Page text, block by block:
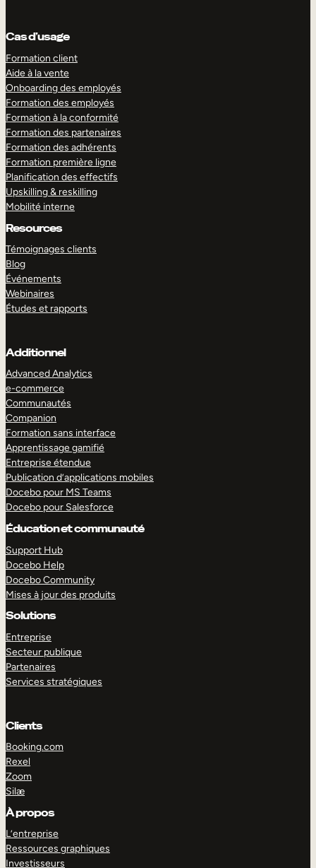
Cas d’usage
Formation client
Aide à la vente
Onboarding des employés
Formation des employés
Formation à la conformité
Formation des partenaires
Formation des adhérents
Formation première ligne
Planification des effectifs
Upskilling & reskilling
Mobilité interne
Resources
Témoignages clients
Blog
Événements
Webinaires
Études et rapports
Additionnel
Advanced Analytics
e-commerce
Communautés
Companion
Formation sans interface
Apprentissage gamifié
Entreprise étendue
Publication d’applications mobiles
Docebo pour MS Teams
Docebo pour Salesforce
Éducation et communauté
Support Hub
Docebo Help
Docebo Community
Mises à jour des produits
Solutions
Entreprise
Secteur publique
Partenaires
Services stratégiques
Clients
Booking.com
Rexel
Zoom
Silæ
À propos
L’entreprise
Ressources graphiques
Investisseurs